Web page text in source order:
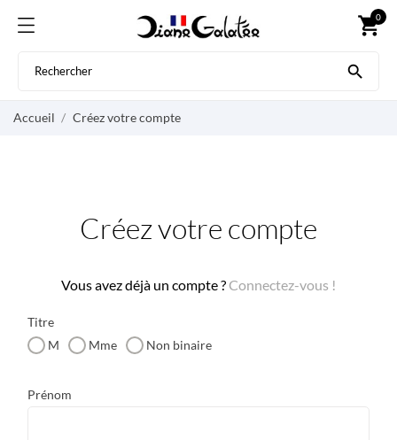
shopping_cart
0

Accueil Créez votre compte
Créez votre compte
Vous avez déjà un compte ? Connectez-vous !
Titre
M
Mme Non binaire
Prénom